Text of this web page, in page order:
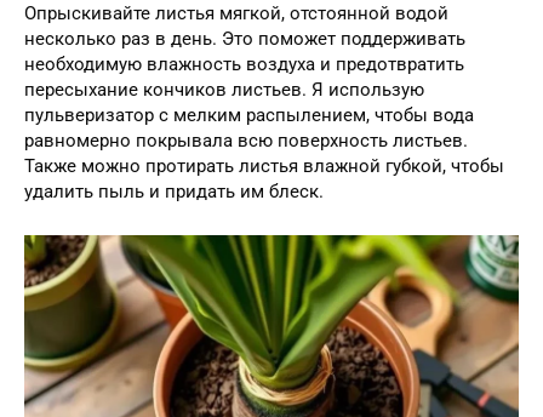
Опрыскивайте листья мягкой, отстоянной водой
несколько раз в день. Это поможет поддерживать
необходимую влажность воздуха и предотвратить
пересыхание кончиков листьев. Я использую
пульверизатор с мелким распылением, чтобы вода
равномерно покрывала всю поверхность листьев.
Также можно протирать листья влажной губкой, чтобы
удалить пыль и придать им блеск.